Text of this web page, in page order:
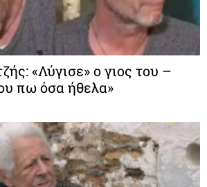
«Λύγισε» ο γιος του –
πω όσα ήθελα»